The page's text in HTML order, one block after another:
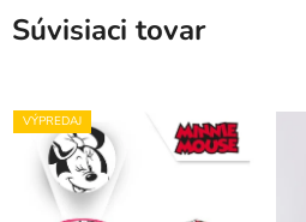
Súvisiaci tovar
VÝPREDAJ